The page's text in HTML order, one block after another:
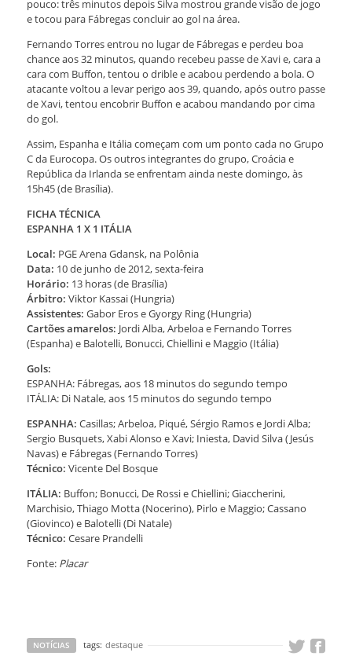
pouco: três minutos depois Silva mostrou grande visão de jogo
e tocou para Fábregas concluir ao gol na área.
Fernando Torres entrou no lugar de Fábregas e perdeu boa
chance aos 32 minutos, quando recebeu passe de Xavi e, cara a
cara com Buffon, tentou o drible e acabou perdendo a bola. O
atacante voltou a levar perigo aos 39, quando, após outro passe
de Xavi, tentou encobrir Buffon e acabou mandando por cima
do gol.
Assim, Espanha e Itália começam com um ponto cada no Grupo
C da Eurocopa. Os outros integrantes do grupo, Croácia e
República da Irlanda se enfrentam ainda neste domingo, às
15h45 (de Brasília).
FICHA TÉCNICA
ESPANHA 1 X 1 ITÁLIA
Local: PGE Arena Gdansk, na Polônia
Data: 10 de junho de 2012, sexta-feira
Horário: 13 horas (de Brasília)
Árbitro: Viktor Kassai (Hungria)
Assistentes: Gabor Eros e Gyorgy Ring (Hungria)
Cartões amarelos: Jordi Alba, Arbeloa e Fernando Torres
(Espanha) e Balotelli, Bonucci, Chiellini e Maggio (Itália)
Gols:
ESPANHA: Fábregas, aos 18 minutos do segundo tempo
ITÁLIA: Di Natale, aos 15 minutos do segundo tempo
ESPANHA: Casillas; Arbeloa, Piqué, Sérgio Ramos e Jordi Alba;
Sergio Busquets, Xabi Alonso e Xavi; Iniesta, David Silva (Jesús
Navas) e Fábregas (Fernando Torres)
Técnico: Vicente Del Bosque
ITÁLIA: Buffon; Bonucci, De Rossi e Chiellini; Giaccherini,
Marchisio, Thiago Motta (Nocerino), Pirlo e Maggio; Cassano
(Giovinco) e Balotelli (Di Natale)
Técnico: Cesare Prandelli
Fonte: Placar
NOTÍCIAS tags: destaque